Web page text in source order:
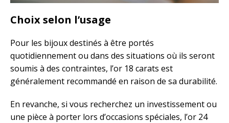
Choix selon l’usage
Pour les bijoux destinés à être portés
quotidiennement ou dans des situations où ils seront
soumis à des contraintes, l’or 18 carats est
généralement recommandé en raison de sa durabilité.
En revanche, si vous recherchez un investissement ou
une pièce à porter lors d’occasions spéciales, l’or 24